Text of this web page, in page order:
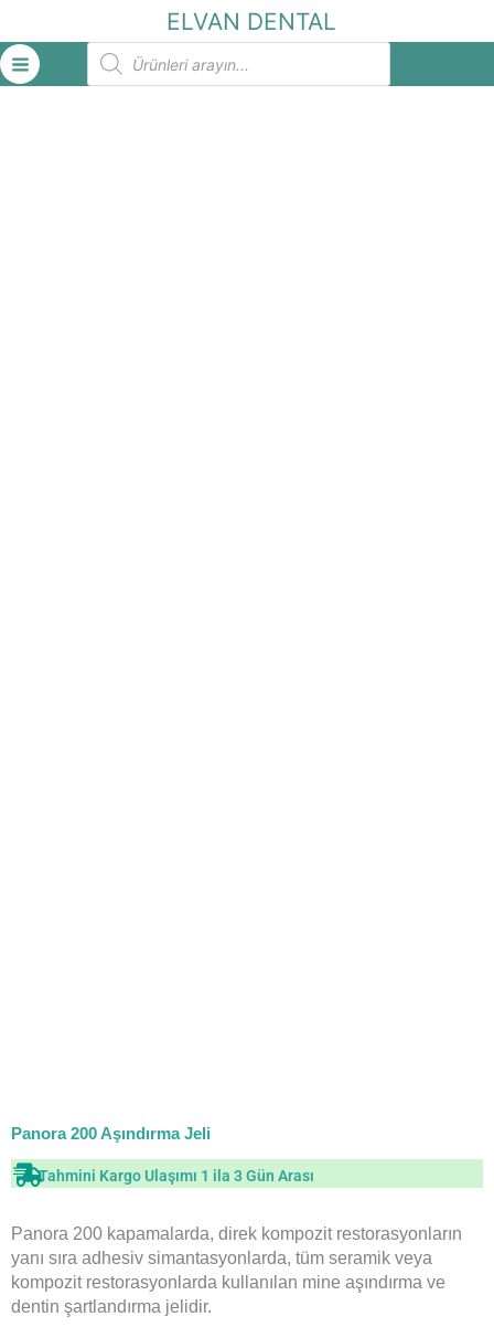
ELVAN DENTAL
Products
search
Panora 200 Aşındırma Jeli
Tahmini Kargo Ulaşımı 1 ila 3 Gün Arası
Panora 200 kapamalarda, direk kompozit restorasyonların
yanı sıra adhesiv simantasyonlarda, tüm seramik veya
kompozit restorasyonlarda kullanılan mine aşındırma ve
dentin şartlandırma jelidir.